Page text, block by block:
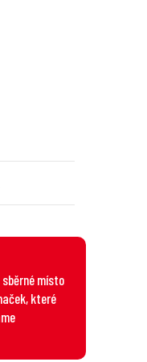
místo
které